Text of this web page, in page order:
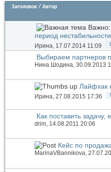
Заголовок / Автор
Важно:
период нестабильности
Иринa, 17.07.2014 11:09 1
Выбираем партнеров
Нина Шодина, 30.09.2013
Лайфхак
Иринa, 27.08.2015 17:36 1
Как поставить
drim , 14.08.2011 20:06
Кейс по
MarinaVBannikova,